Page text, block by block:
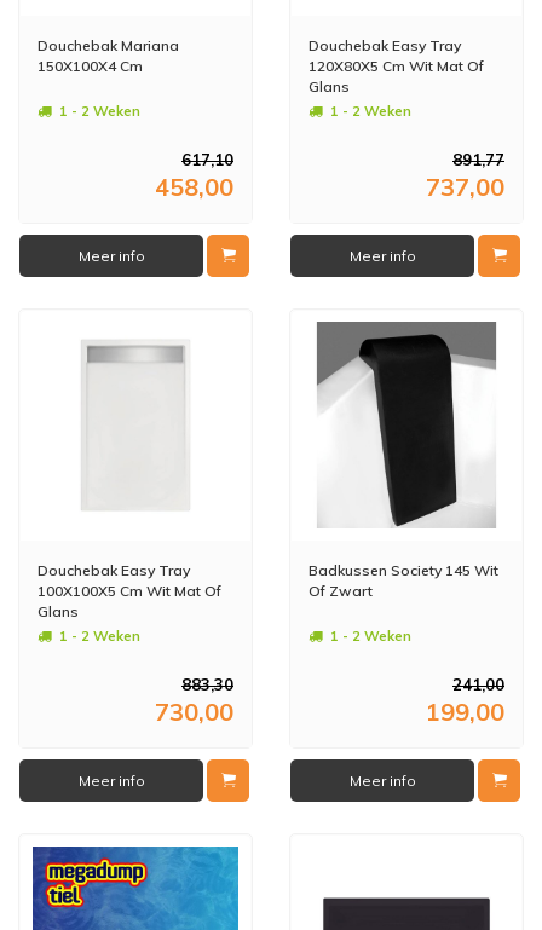
Douchebak Mariana
150X100X4 Cm
1 - 2 Weken
617,10
458,00
Meer info
Douchebak Easy Tray
120X80X5 Cm Wit Mat Of
Glans
1 - 2 Weken
891,77
737,00
Meer info
Douchebak Easy Tray
100X100X5 Cm Wit Mat Of
Glans
1 - 2 Weken
883,30
730,00
Meer info
Badkussen Society 145 Wit
Of Zwart
1 - 2 Weken
241,00
199,00
Meer info